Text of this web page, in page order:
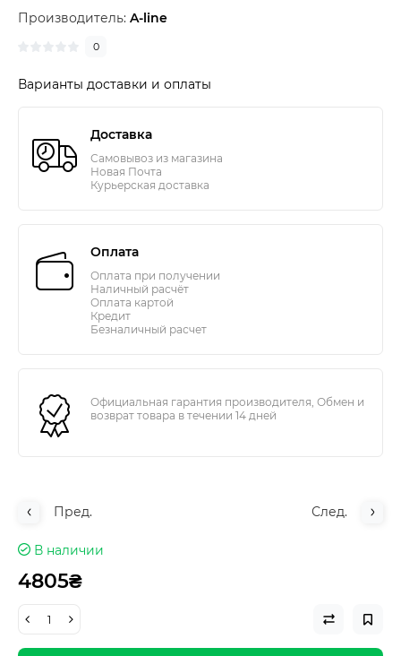
Производитель: A-line
0
Варианты доставки и оплаты
Доставка
Самовывоз из магазина
Новая Почта
Курьерская доставка
Оплата
Оплата при получении
Наличный расчёт
Оплата картой
Кредит
Безналичный расчет
Официальная гарантия производителя, Обмен и
возврат товара в течении 14 дней
Пред. След.
В наличии
4805₴